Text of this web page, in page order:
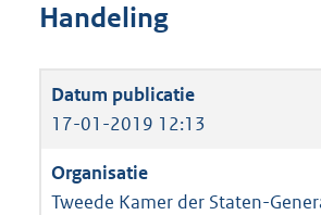
Handeling
17-01-2019 12:13
Tweede Kamer der Staten-